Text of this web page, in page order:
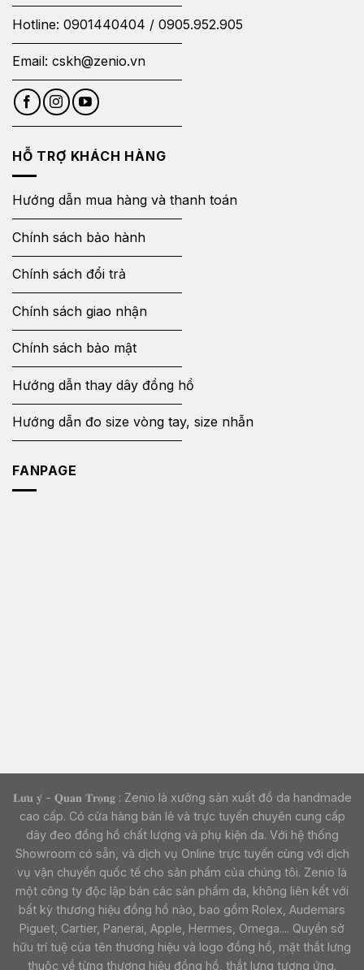
Hotline: 0901440404 / 0905.952.905
Email: cskh@zenio.vn
HỖ TRỢ KHÁCH HÀNG
Hướng dẫn mua hàng và thanh toán
Chính sách bảo hành
Chính sách đổi trả
Chính sách giao nhận
Chính sách bảo mật
Hướng dẫn thay dây đồng hồ
Hướng dẫn đo size vòng tay, size nhẫn
FANPAGE
𝐋𝐮̛𝐮 𝐲́ - 𝐐𝐮𝐚𝐧 𝐓𝐫𝐨̣𝐧𝐠 : Zenio là xưởng sản xuất đồ da handmade
cao cấp. Có cửa hàng bán lẻ và trực tuyến chuyên cung cấp
dây đeo đồng hồ chất lượng và phụ kiện da. Với hệ thống
Showroom có sẵn, và dịch vụ Online trực tuyến cùng với dịch
vụ vận chuyển quốc tế cho sản phẩm của chúng tôi. Zenio là
một công ty độc lập bán các sản phẩm da, không liên kết với
bất kỳ thương hiệu đồng hồ nào, bao gồm Rolex, Audemars
Piguet, Cartier, Panerai, Apple, Hermes, Omega.... Quyền sở
hữu trí tuệ của tên thương hiệu và logo đồng hồ, mặt thắt lưng
thuộc về từng thương hiệu đồng hồ, thắt lưng tương ứng.